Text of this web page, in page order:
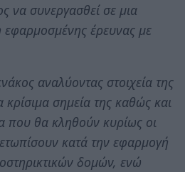
να συνεργασθεί σε μια
εφαρμοσμένης έρευνας με
αναλύοντας στοιχεία της
σημεία της καθώς και
που θα κληθούν κυρίως οι
κατά την εφαρμογή
δομών, ενώ